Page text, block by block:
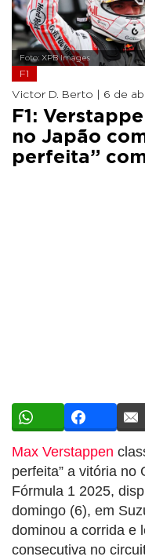
Foto: XPB Images
F1
Victor D. Berto | 6 de
F1:
no Japão
perfeita”
Max Verstappen
perfeita” a vitória no
Fórmula 1 2025,
domingo (6), em
dominou a corrida e
consecutiva no